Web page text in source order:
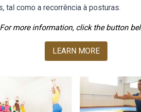
tal como a recorrência à posturas.
For more information, click the button
LEARN MORE